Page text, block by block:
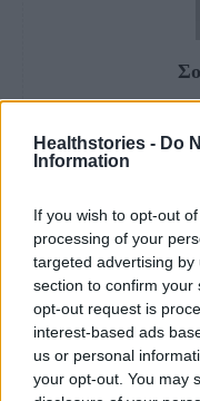
Healthstories - Do
Information
If you wish to opt-out
processing of your
targeted advertising
section to confirm your
opt-out request is
interest-based ads
us or personal
your opt-out. You may